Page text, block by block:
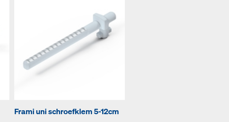
Frami uni schroefklem 5-12cm